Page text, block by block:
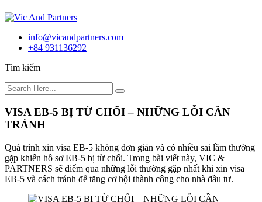
info@vicandpartners.com
+84 931136292
Tìm kiếm
VISA EB-5 BỊ TỪ CHỐI – NHỮNG LỖI CẦN
TRÁNH
Quá trình xin visa EB-5 không đơn giản và có nhiều sai lầm thường
gặp khiến hồ sơ EB-5 bị từ chối. Trong bài viết này, VIC &
PARTNERS sẽ điểm qua những lỗi thường gặp nhất khi xin visa
EB-5 và cách tránh để tăng cơ hội thành công cho nhà đầu tư.